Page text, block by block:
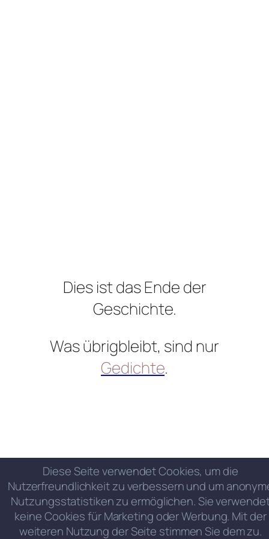
Dies ist das Ende der
Geschichte.
Was übrigbleibt, sind nur
Gedichte.
Diese Seite verwendet Cookies, um die
Nutzerfreundlichkeit zu verbessern und um
Nutzungsstatistiken zu ermöglichen. Sie
keine Cookies für Marketing oder Werbung. Mit der
weiteren Nutzung der Seite stimmen Sie dem zu.